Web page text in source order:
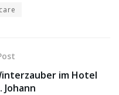
im Hotel